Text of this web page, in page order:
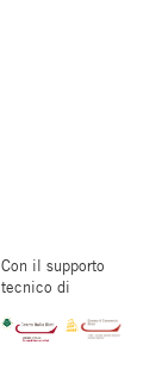
Con il supporto
tecnico di